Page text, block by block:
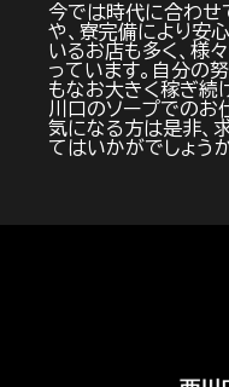
今では時代に合わせ
や、寮完備により安
いるお店も多く、様
っています。自分の
もなお大きく稼ぎ続
川口のソープでのお
気になる方は是非、
てはいかがでしょうか